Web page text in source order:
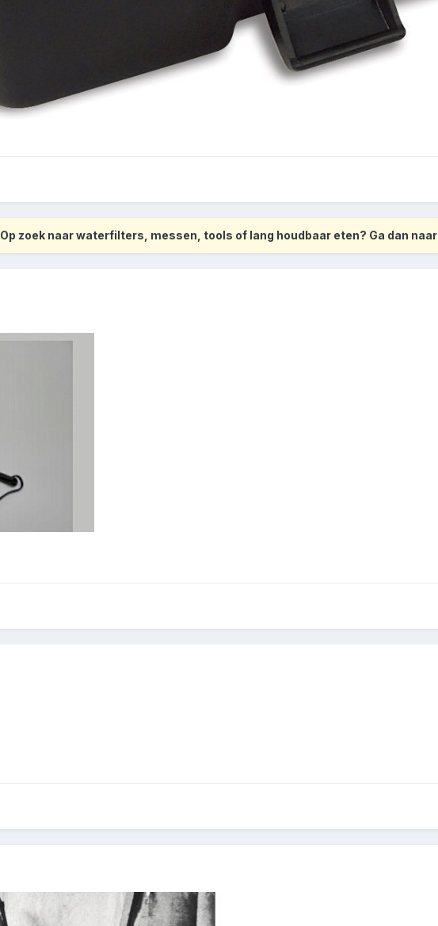
Op zoek naar waterfilters, messen, tools of lang houdbaar eten? Ga dan naar